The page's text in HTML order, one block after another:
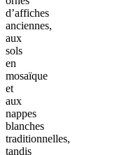
d’affiches
anciennes,
aux
sols
en
mosaïque
et
aux
nappes
blanches
traditionnelles,
tandis